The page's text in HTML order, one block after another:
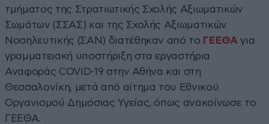
τμήματος της Στρατιωτικής Σχολής Αξιωματικών
Σωμάτων (ΣΣΑΣ) και της Σχολής Αξιωματικών
Νοσηλευτικής (ΣΑΝ) διατέθηκαν από το ΓΕΕΘΑ για
γραμματειακή υποστήριξη στα εργαστήρια
Αναφοράς COVID-19 στην Αθήνα και στη
Θεσσαλονίκη, μετά από αίτημα του Εθνικού
Οργανισμού Δημόσιας Υγείας, όπως ανακοίνωσε το
ΓΕΕΘΑ.